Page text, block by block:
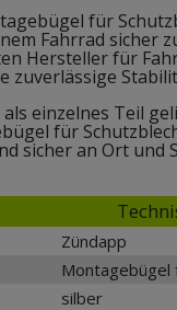
für
Fahrrad sicher
Hersteller für
zuverlässige
einzelnes Teil
für
sicher an Ort
Zündapp
Montagebügel
silber